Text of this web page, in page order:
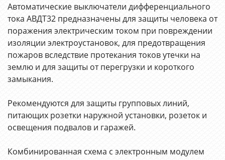
Автоматические выключатели дифференциального
тока АВДТ32 предназначены для защиты человека от
поражения электрическим током при повреждении
изоляции электроустановок, для предотвращения
пожаров вследствие протекания токов утечки на
землю и для защиты от перегрузки и короткого
замыкания.
Рекомендуются для защиты групповых линий,
питающих розетки наружной установки, розеток и
освещения подвалов и гаражей.
Комбинированная схема с электронным модулем